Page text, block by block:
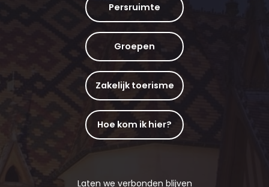
Persruimte
Groepen
Zakelijk toerisme
Hoe kom ik hier?
Laten we verbonden blijven